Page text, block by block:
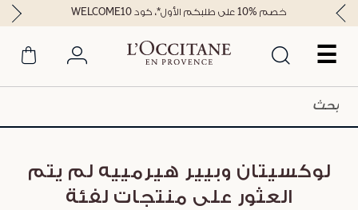
☰
خصم %10 على طلبكم الأول*، كود WELCOME10
لوكسيتان وبيير هيرمييه لم يتم
العثور على منتجات لفئة